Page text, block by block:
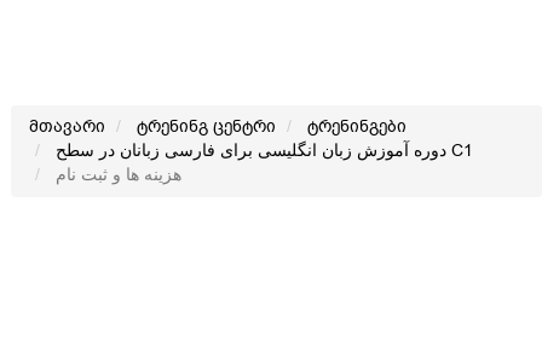
მთავარი ტრენინგ ცენტრი
ტრენინგები
دوره آموزش زبان انگلیسی برای فارسی زبانان در سطح C1
هزینه ها و ثبت نام